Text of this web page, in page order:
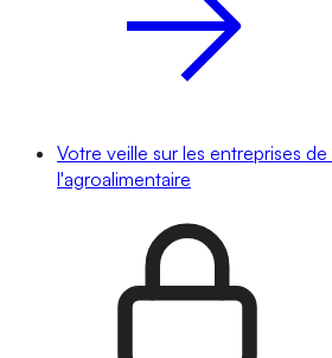
Votre veille sur les entreprises
l'agroalimentaire